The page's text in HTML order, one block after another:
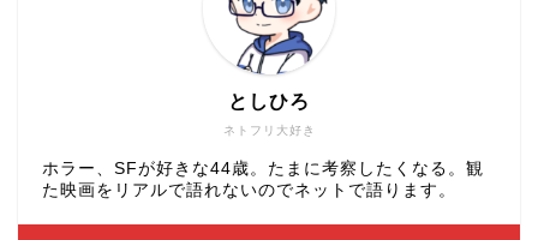
ネトフリ大好き
としひろ
ホラー、SFが好きな44歳。たまに考察したくなる。観
た映画をリアルで語れないのでネットで語ります。